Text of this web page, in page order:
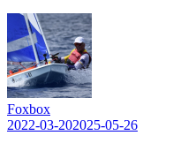
Foxbox
2022-03-202025-05-26